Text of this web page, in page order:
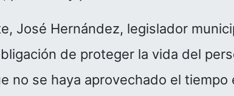
José Hernández, legislador
de proteger la vida del
no se haya aprovechado el